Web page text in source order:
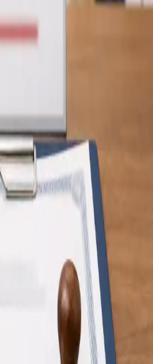
em Curso
Marcar
médicos, registados
específicos do destino e
por videochamada segura.